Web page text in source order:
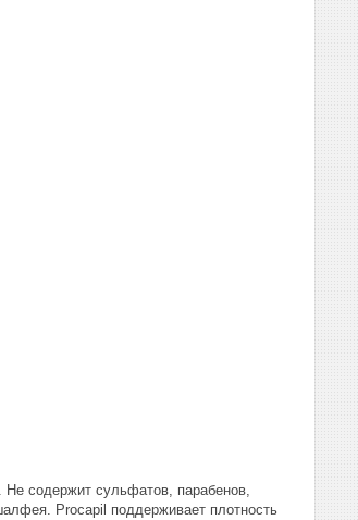
содержит сульфатов, парабенов,
Procapil поддерживает плотность